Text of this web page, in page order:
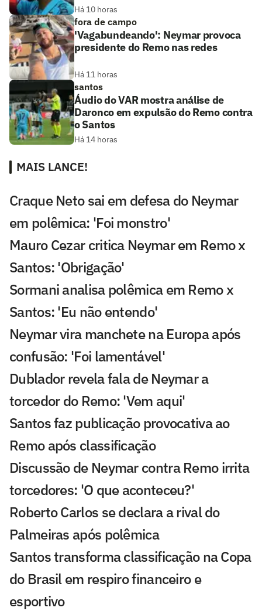
Há 10 horas
fora de campo
'Vagabundeando': Neymar provoca
presidente do Remo nas redes
Há 11 horas
santos
Áudio do VAR mostra análise de
Daronco em expulsão do Remo contra
o Santos
Há 14 horas
MAIS LANCE!
Craque Neto sai em defesa do Neymar
em polêmica: 'Foi monstro'
Mauro Cezar critica Neymar em Remo x
Santos: 'Obrigação'
Sormani analisa polêmica em Remo x
Santos: 'Eu não entendo'
Neymar vira manchete na Europa após
confusão: 'Foi lamentável'
Dublador revela fala de Neymar a
torcedor do Remo: 'Vem aqui'
Santos faz publicação provocativa ao
Remo após classificação
Discussão de Neymar contra Remo irrita
torcedores: 'O que aconteceu?'
Roberto Carlos se declara a rival do
Palmeiras após polêmica
Santos transforma classificação na Copa
do Brasil em respiro financeiro e
esportivo